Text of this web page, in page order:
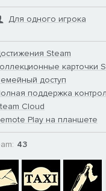
Для одного игрока
Steam
карточки
доступ
поддержка
Cloud
Play на планшете
43